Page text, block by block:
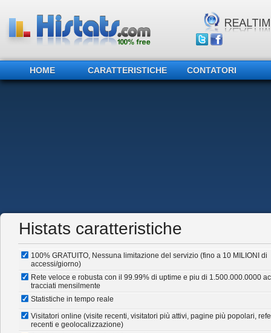
HOME CARATTERISTICHE CONTATORI
Histats caratteristiche
100% GRATUITO, Nessuna limitazione del servizio (fino a 10 MILIONI di
accessi/giorno)
Rete veloce e robusta con il 99.99% di uptime e piu di 1.500.000.0000
tracciati mensilmente
Statistiche in tempo reale
Visitatori online (visite recenti, visitatori più attivi, pagine più popolari,
recenti e geolocalizzazione)